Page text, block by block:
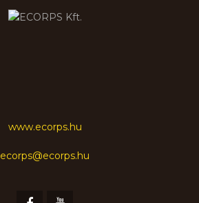
www.ecorps.hu
ecorps@ecorps.hu